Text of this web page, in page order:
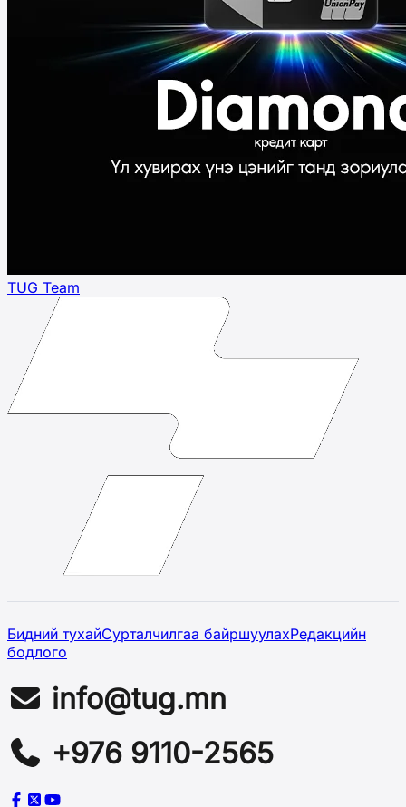
TUG Team
Бидний тухайСурталчилгаа байршуулахРедакцийн
бодлого
info@tug.mn
+976 9110-2565